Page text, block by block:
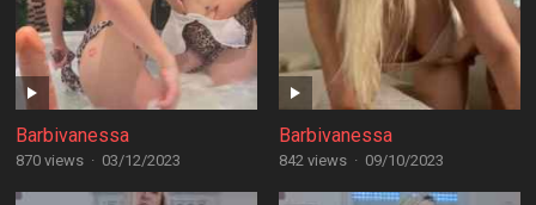
Barbivanessa
870 views · 03/12/2023
Barbivanessa
842 views · 09/10/2023